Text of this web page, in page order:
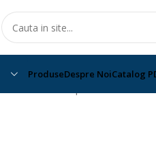
ProduseDespre NoiCatalog